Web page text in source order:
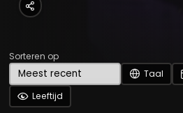
Sorteren op
Taal
Leeftijd